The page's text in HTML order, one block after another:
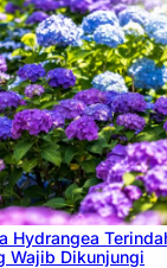
Hydrangea
Wajib Dikunjungi